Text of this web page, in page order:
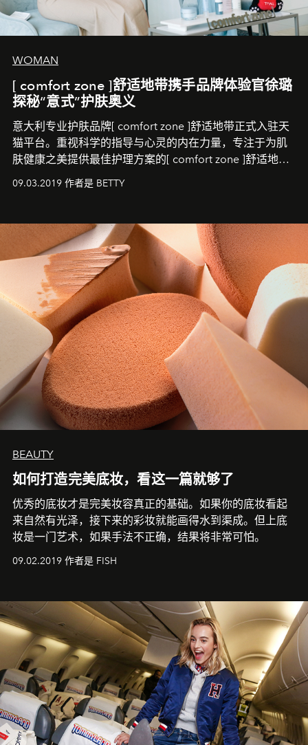
WOMAN
[ comfort zone ]舒适地带携手品牌体验官徐璐
探秘“意式”护肤奥义
意大利专业护肤品牌[ comfort zone ]舒适地带正式入驻天
猫平台。重视科学的指导与心灵的内在力量，专注于为肌
肤健康之美提供最佳护理方案的[ comfort zone ]舒适地
带，将为中国消费者带来一场呵护心灵与肌肤的全新体
09.03.2019 作者是 BETTY
BEAUTY
如何打造完美底妆，看这一篇就够了
优秀的底妆才是完美妆容真正的基础。如果你的底妆看起
来自然有光泽，接下来的彩妆就能画得水到渠成。但上底
妆是一门艺术，如果手法不正确，结果将非常可怕。
09.02.2019 作者是 FISH